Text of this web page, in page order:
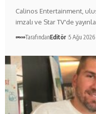
Calinos Entertainment,
imzalı ve Star TV'de
TarafındanEditör 5 Ağu 2026